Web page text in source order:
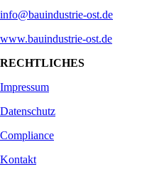
info@bauindustrie-ost.de
www.bauindustrie-ost.de
RECHTLICHES
Impressum
Datenschutz
Compliance
Kontakt